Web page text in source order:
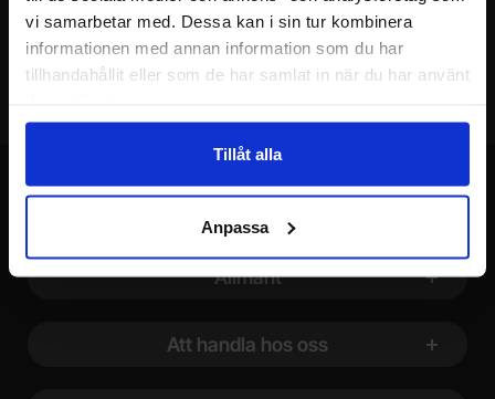
vi samarbetar med. Dessa kan i sin tur kombinera
informationen med annan information som du har
tillhandahållit eller som de har samlat in när du har använt
Tillåt alla
Anpassa
Sidfot Blandad info och länkar
Allmänt
Att handla hos oss